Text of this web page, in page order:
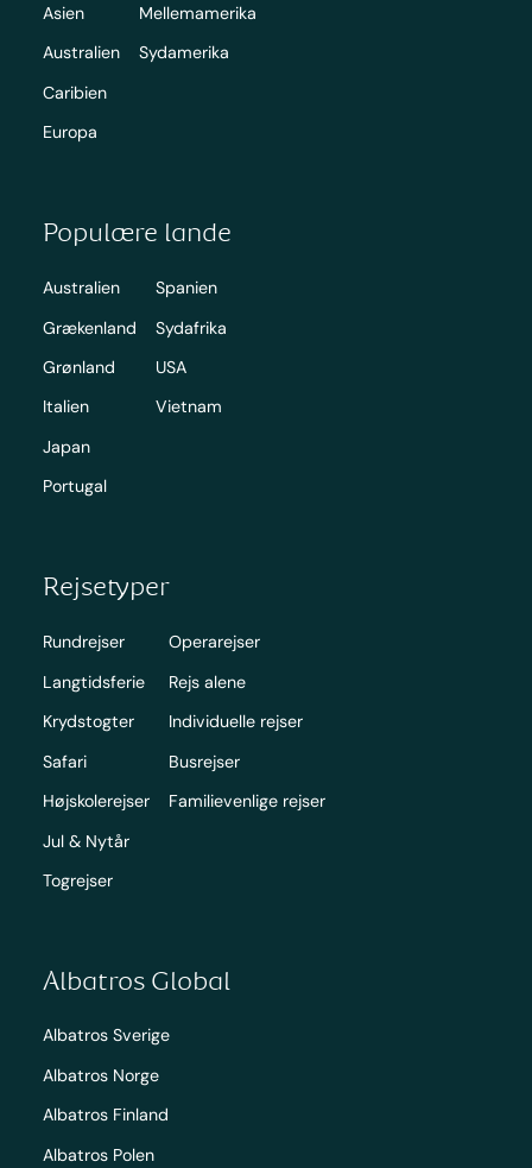
Asien
Australien
Caribien
Europa
Mellemamerika
Sydamerika
Populære lande
Australien
Grækenland
Grønland
Italien
Japan
Portugal
Spanien
Sydafrika
USA
Vietnam
Rejsetyper
Rundrejser
Langtidsferie
Krydstogter
Safari
Højskolerejser
Jul & Nytår
Togrejser
Operarejser
Rejs alene
Individuelle rejser
Busrejser
Familievenlige rejser
Albatros Global
Albatros Sverige
Albatros Norge
Albatros Finland
Albatros Polen